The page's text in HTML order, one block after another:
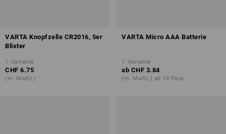
VARTA Knopfzelle CR2016, 5er
Blister
1 Variante
CHF 6.75
(m. MwSt.)
VARTA Micro AAA Batterie
1 Variante
ab CHF 3.84
(m. MwSt.) ab 10 Pack